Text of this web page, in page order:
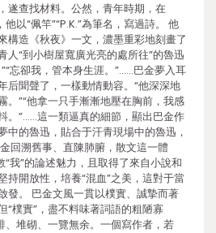
遂查找材料。公然，青年時期，在
以“佩竿”“P.K.”為筆名，寫過詩。 他
構造《秋夜》一文，濃墨重彩地刻畫了
人“到小樹屋寬廣光亮的處所往”的魯迅
忘卻我，管本身生涯。”……巴金夢入耳
后聞聲了，一樣動情動容。“他深深地
。”“他拿一只手漸漸地壓在胸前，我感
。”……這一類逼真的細節，顯出巴金作
中的魯迅，貼合于汗青現場中的魯迅，
回溯舊事、直陳肺腑，散文這一體
“我”的論述魅力，且取得了來自小說和
持開放性，培養“混血”之美，這對于當
發。 巴金文風一貫以樸實、誠摯而著
“樸實”，盡不料味著詞語的粗陋寡
、堆砌、一覽無余。一個寫作者，若